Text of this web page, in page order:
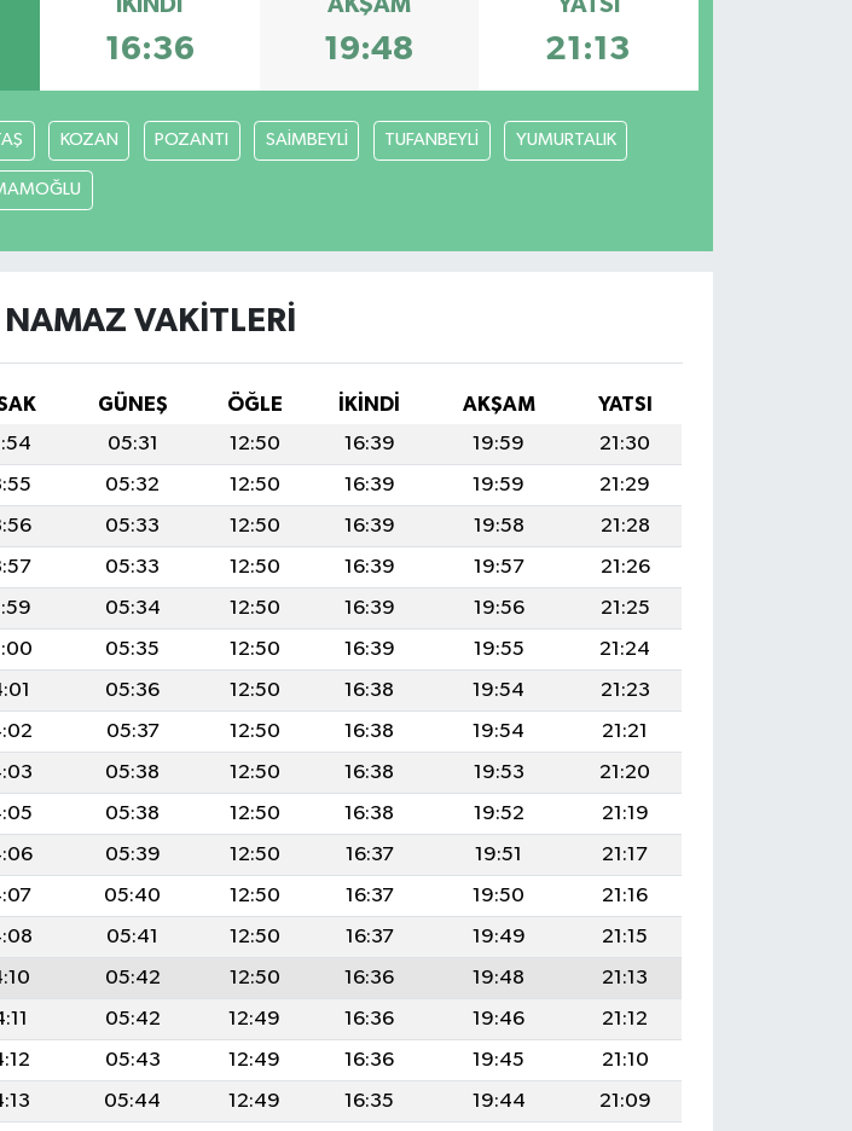
İKINDI
16:36
AKŞAM
19:48
YATSI
21:13
KOZAN POZANTI SAİMBEYLİ TUFANBEYLİ YUMURTALIK
VAKITLERI
GÜNEŞ ÖĞLE İKINDI AKŞAM
YATSI
05:31 12:50 16:39 19:59
21:30
05:32 12:50 16:39 19:59
21:29
05:33 12:50 16:39 19:58
21:28
05:33 12:50 16:39 19:57
21:26
05:34 12:50 16:39 19:56
21:25
05:35 12:50 16:39 19:55
21:24
05:36 12:50 16:38 19:54
21:23
05:37 12:50 16:38 19:54
21:21
05:38 12:50 16:38 19:53
21:20
05:38 12:50 16:38 19:52
21:19
05:39 12:50 16:37 19:51
21:17
05:40 12:50 16:37 19:50
21:16
05:41 12:50 16:37 19:49
21:15
05:42 12:50 16:36 19:48
21:13
05:42 12:49 16:36 19:46
21:12
05:43 12:49 16:36 19:45
21:10
05:44 12:49 16:35 19:44
21:09